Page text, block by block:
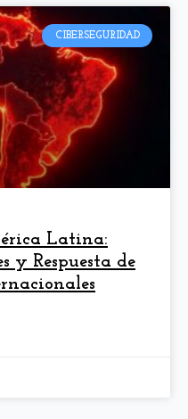
CIBERSEGURIDAD
Latina:
y Respuesta de